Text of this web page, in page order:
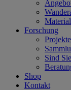
Forschung
Projekte
Sind
Shop
Kontakt